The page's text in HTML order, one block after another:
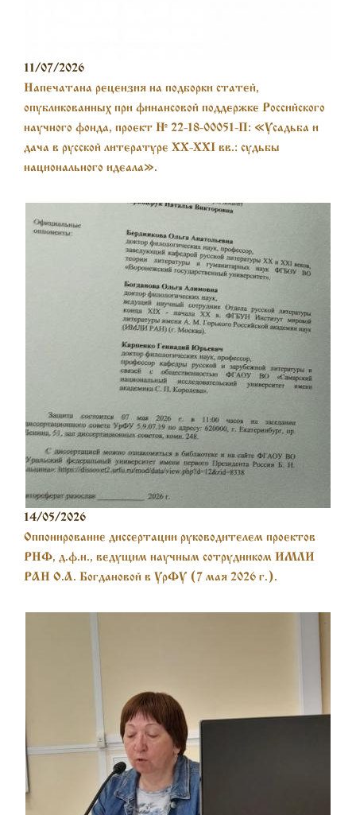
11/07/2026
Напечатана рецензия на подборки статей,
опубликованных при финансовой поддержке Российского
научного фонда, проект № 22-18-00051-П: «Усадьба и
дача в русской литературе XX-XXI вв.: судьбы
национального идеала».
14/05/2026
Оппонирование диссертации руководителем проектов
РНФ, д.ф.н., ведущим научным сотрудником ИМЛИ
РАН О.А. Богдановой в УрФУ (7 мая 2026 г.).